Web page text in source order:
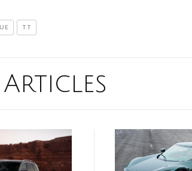
TT
Articles